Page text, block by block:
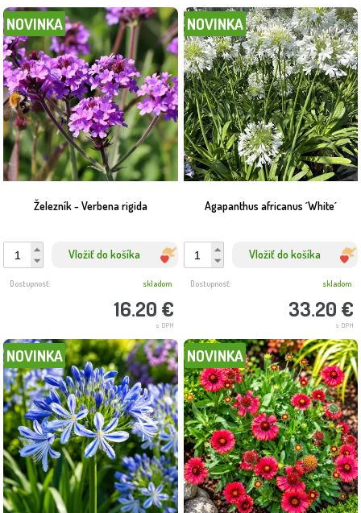
Železník - Verbena rigida
NOVINKA
Vložiť do košíka
16.20 €
s DPH
Dostupnosť: skladom
Agapanthus africanus ´White´
NOVINKA
Vložiť do košíka
33.20 €
s DPH
Dostupnosť: skladom
NOVINKA NOVINKA